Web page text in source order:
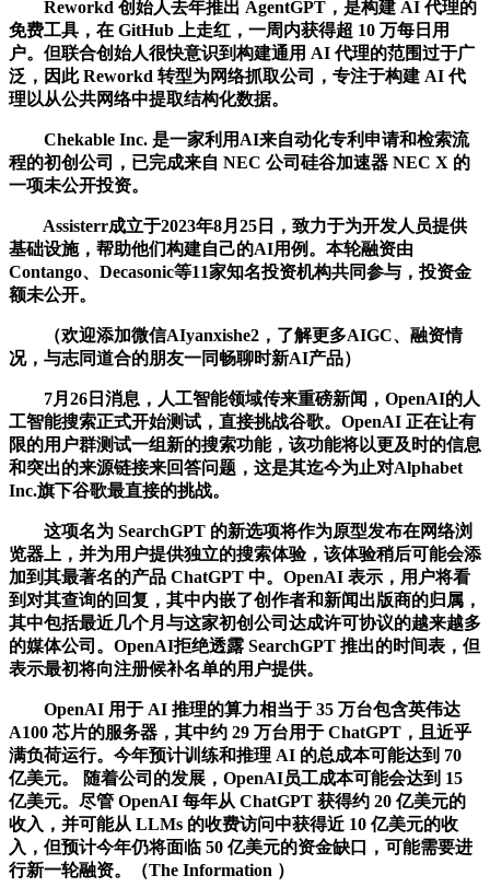
Reworkd 创始人去年推出 AgentGPT，是构建 AI 代理的
免费工具，在 GitHub 上走红，一周内获得超 10 万每日用
户。但联合创始人很快意识到构建通用 AI 代理的范围过于广
泛，因此 Reworkd 转型为网络抓取公司，专注于构建 AI 代
理以从公共网络中提取结构化数据。
Chekable Inc. 是一家利用AI来自动化专利申请和检索流
程的初创公司，已完成来自 NEC 公司硅谷加速器 NEC X 的
一项未公开投资。
Assisterr成立于2023年8月25日，致力于为开发人员提供
基础设施，帮助他们构建自己的AI用例。本轮融资由
Contango、Decasonic等11家知名投资机构共同参与，投资金
额未公开。
（欢迎添加微信AIyanxishe2，了解更多AIGC、融资情
况，与志同道合的朋友一同畅聊时新AI产品）
7月26日消息，人工智能领域传来重磅新闻，OpenAI的人
工智能搜索正式开始测试，直接挑战谷歌。OpenAI 正在让有
限的用户群测试一组新的搜索功能，该功能将以更及时的信息
和突出的来源链接来回答问题，这是其迄今为止对Alphabet
Inc.旗下谷歌最直接的挑战。
这项名为 SearchGPT 的新选项将作为原型发布在网络浏
览器上，并为用户提供独立的搜索体验，该体验稍后可能会添
加到其最著名的产品 ChatGPT 中。OpenAI 表示，用户将看
到对其查询的回复，其中内嵌了创作者和新闻出版商的归属，
其中包括最近几个月与这家初创公司达成许可协议的越来越多
的媒体公司。OpenAI拒绝透露 SearchGPT 推出的时间表，但
表示最初将向注册候补名单的用户提供。
OpenAI 用于 AI 推理的算力相当于 35 万台包含英伟达
A100 芯片的服务器，其中约 29 万台用于 ChatGPT，且近乎
满负荷运行。今年预计训练和推理 AI 的总成本可能达到 70
亿美元。 随着公司的发展，OpenAI员工成本可能会达到 15
亿美元。尽管 OpenAI 每年从 ChatGPT 获得约 20 亿美元的
收入，并可能从 LLMs 的收费访问中获得近 10 亿美元的收
入，但预计今年仍将面临 50 亿美元的资金缺口，可能需要进
行新一轮融资。（The Information ）